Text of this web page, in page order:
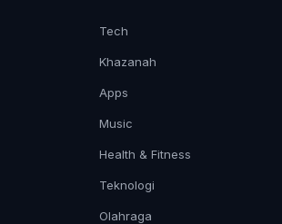
Tech
Khazanah
Apps
Music
Health & Fitness
Teknologi
Olahraga